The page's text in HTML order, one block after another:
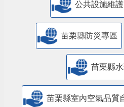
公共設施維
苗栗縣防災專區
苗栗縣